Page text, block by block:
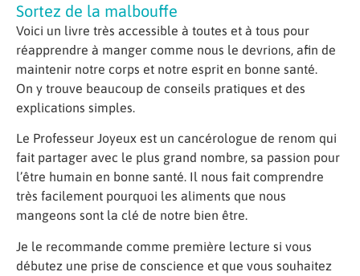
Sortez de la malbouffe
Voici un livre très accessible à toutes et à tous pour
réapprendre à manger comme nous le devrions, afin de
maintenir notre corps et notre esprit en bonne santé.
On y trouve beaucoup de conseils pratiques et des
explications simples.
Le Professeur Joyeux est un cancérologue de renom qui
fait partager avec le plus grand nombre, sa passion pour
l’être humain en bonne santé. Il nous fait comprendre
très facilement pourquoi les aliments que nous
mangeons sont la clé de notre bien être.
Je le recommande comme première lecture si vous
débutez une prise de conscience et que vous souhaitez